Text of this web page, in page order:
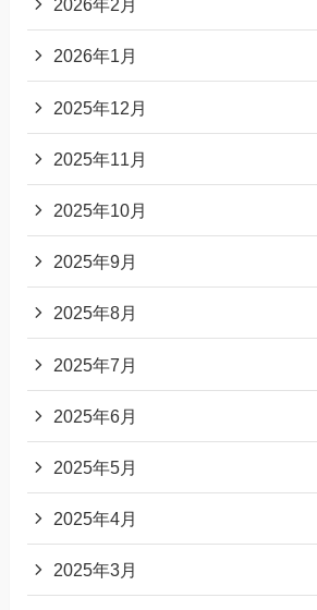
2026年2月
2026年1月
2025年12月
2025年11月
2025年10月
2025年9月
2025年8月
2025年7月
2025年6月
2025年5月
2025年4月
2025年3月